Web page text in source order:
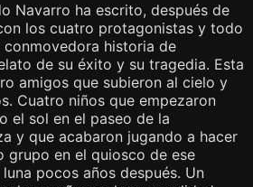
Navarro ha escrito, después de
los cuatro protagonistas y todo
historia de
de su éxito y su tragedia. Esta
amigos que subieron al cielo y
Cuatro niños que empezaron
el sol en el paseo de la
y que acabaron jugando a hacer
grupo en el quiosco de ese
pocos años después. Un